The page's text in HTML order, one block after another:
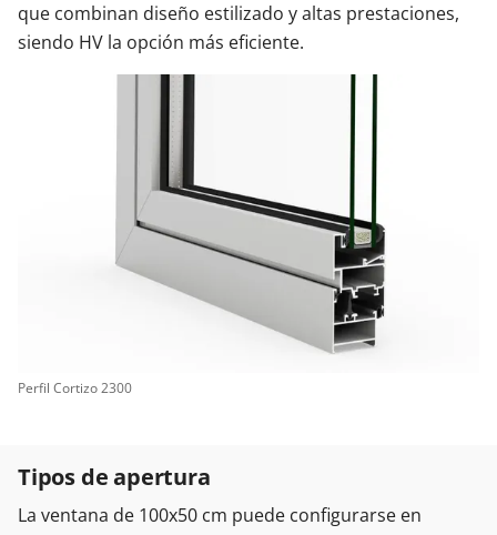
que combinan diseño estilizado y altas prestaciones,
siendo HV la opción más eficiente.
Perfil Cortizo 2300
Tipos de apertura
La ventana de 100x50 cm puede configurarse en